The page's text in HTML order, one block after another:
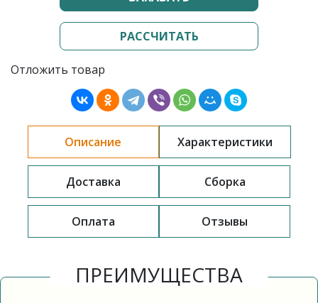
РАССЧИТАТЬ
Отложить товар
Описание Характеристики
Доставка Сборка
Оплата Отзывы
ПРЕИМУЩЕСТВА